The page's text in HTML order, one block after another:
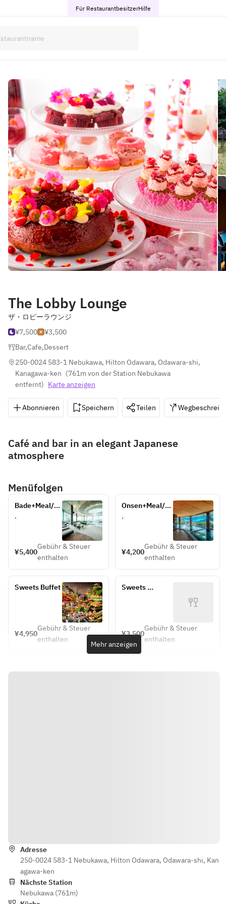
Für RestaurantbesitzerHilfe
The Lobby Lounge
ザ・ロビーラウンジ
¥7,500
¥3,500
Bar,Cafe,Dessert
250-0024 583-1 Nebukawa, Hilton Odawara, Odawara-shi,
Kanagawa-ken (761m von der Station Nebukawa
entfernt) Karte anzeigen
Abonnieren Speichern Teilen
Café and bar in an elegant Japanese
atmosphere
Menüfolgen
Bade+Meal/By
Order
.
¥5,400
Gebühr & Steuer
enthalten
Onsen+Meal/By
Order
.
¥4,200
Gebühr & Steuer
enthalten
Sweets Buffet
¥4,950
Gebühr & Steuer
enthalten
Sweets
¥3,500
Gebühr & Steuer
enthalten
Mehr anzeigen
Adresse
250-0024 583-1 Nebukawa, Hilton Odawara, Odawara-shi, Kan
agawa-ken
Nächste Station
Nebukawa (761m)